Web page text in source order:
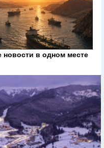
новости в одном месте